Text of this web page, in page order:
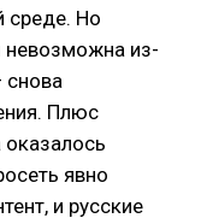
среде. Но
невозможна из-
снова
Плюс
оказалось
явно
и русские